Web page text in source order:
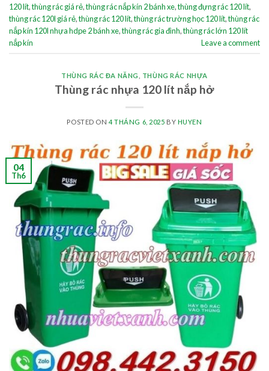
120 lít,thùng rác giá rẻ,thùng rác nắp kín 2 bánh xe,thùng đựng rác 120 lít,
thùng rác 120l giá rẻ,thùng rác 120 lít,thùng rác trường học 120 lít,thùng rác
nắp kín 120l nhựa hdpe 2 bánh xe,thùng rác gia đình,thùng rác lớn 120 lít
nắp kín
Leave a comment
THÙNG RÁC ĐA NĂNG THÙNG RÁC NHỰA
Thùng rác nhựa 120 lít nắp hở
POSTED ON4 THÁNG 6, 2025 BY HUYEN
04
Th6